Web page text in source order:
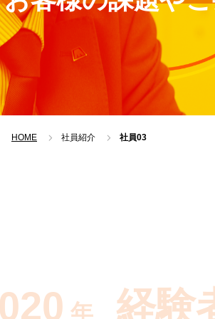
HOME 社員紹介 社員03
年 経験